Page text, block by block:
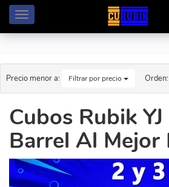
Menú
Precio menor a: Filtrar por precio Orden:
Cubos Rubik
Barrel Al Mejor